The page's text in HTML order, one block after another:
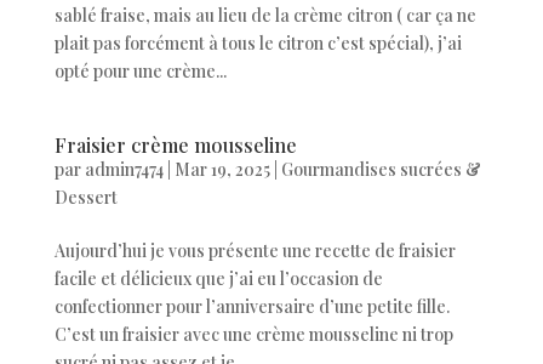
sablé fraise, mais au lieu de la crème citron ( car ça ne
plait pas forcément à tous le citron c’est spécial), j’ai
opté pour une crème...
Fraisier crème mousseline
par admin7474| Mar 19, 2025| Gourmandises sucrées &
Dessert
Aujourd’hui je vous présente une recette de fraisier
facile et délicieux que j’ai eu l’occasion de
confectionner pour l’anniversaire d’une petite fille.
C’est un fraisier avec une crème mousseline ni trop